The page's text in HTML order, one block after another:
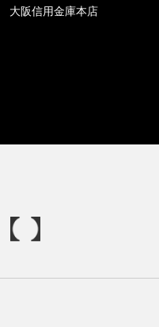
大阪信用金庫本店